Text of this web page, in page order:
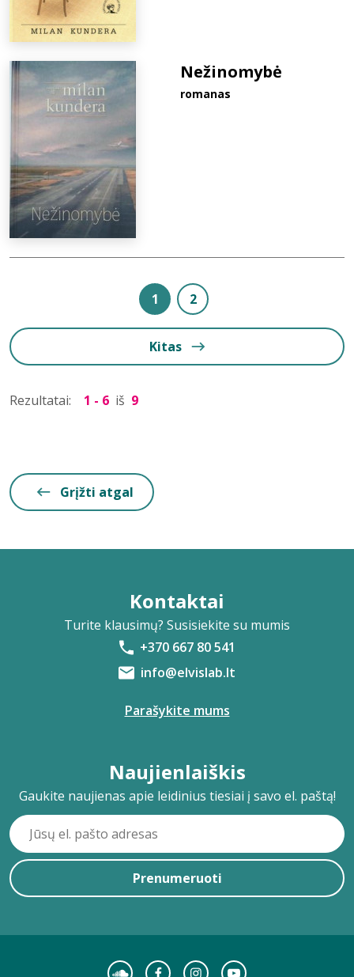
Nežinomybė
romanas
1 2
Kitas
Rezultatai: 1 - 6 iš 9
Grįžti atgal
Kontaktai
Turite klausimų? Susisiekite su mumis
+370 667 80 541
info@elvislab.lt
Parašykite mums
Naujienlaiškis
Gaukite naujienas apie leidinius tiesiai į savo el. paštą!
Prenumeruoti